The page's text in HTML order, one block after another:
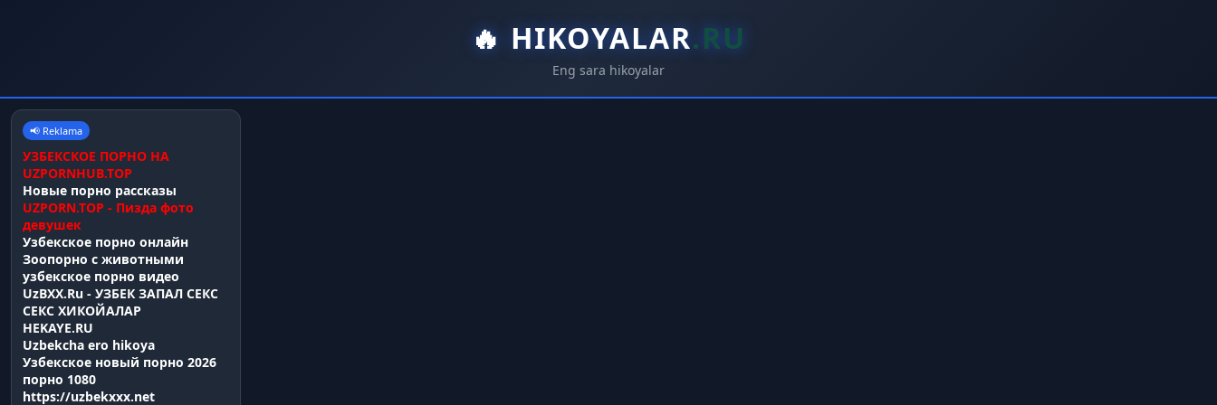
🔥 HIKOYALAR.RU
Eng sara hikoyalar
📢 Reklama
УЗБЕКСКОЕ ПОРНО НА
UZPORNHUB.TOP
Новые порно рассказы
UZPORN.TOP - Пизда фото
девушек
Узбекское порно онлайн
Зоопорно с животными
узбекское порно видео
UzBXX.Ru - УЗБЕК ЗАПАЛ СЕКС
СЕКС ХИКОЙАЛАР
HEKAYE.RU
Uzbekcha ero hikoya
Узбекское новый порно 2026
порно 1080
https://uzbekxxx.net